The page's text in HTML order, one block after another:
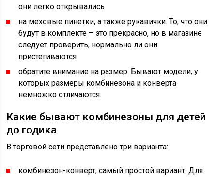
они легко открывались
на меховые пинетки, а также рукавички. То, что они
будут в комплекте – это прекрасно, но в магазине
следует проверить, нормально ли они
пристегиваются
обратите внимание на размер. Бывают модели, у
которых размеры комбинезона и конверта
немножко отличаются.
Какие бывают комбинезоны для детей
до годика
В торговой сети представлено три варианта:
комбинезон-конверт, самый простой вариант. Для